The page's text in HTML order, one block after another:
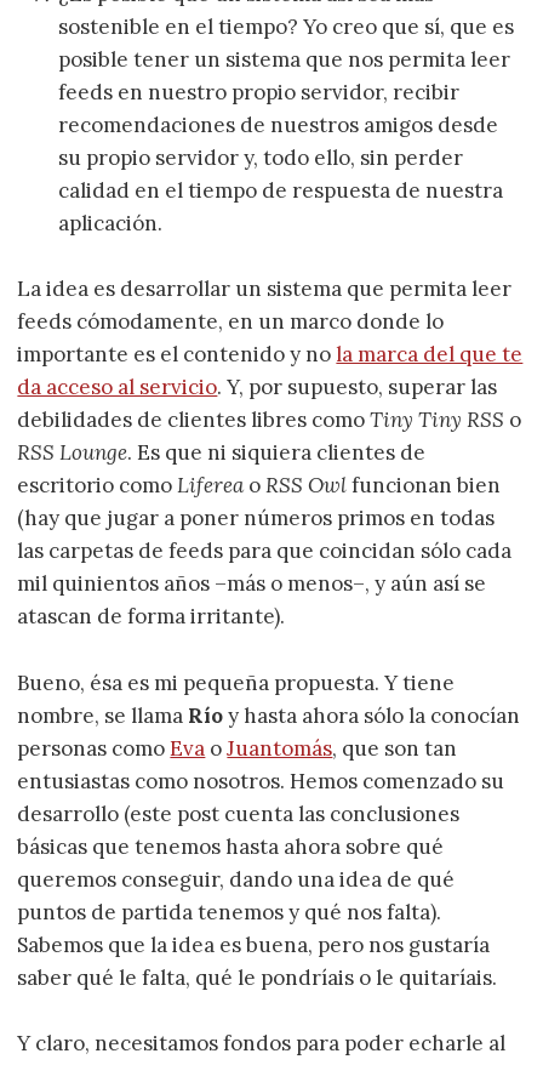
sostenible en el tiempo? Yo creo que sí, que es
posible tener un sistema que nos permita leer
feeds en nuestro propio servidor, recibir
recomendaciones de nuestros amigos desde
su propio servidor y, todo ello, sin perder
calidad en el tiempo de respuesta de nuestra
aplicación.
La idea es desarrollar un sistema que permita leer
feeds cómodamente, en un marco donde lo
importante es el contenido y nola marca del que te
da acceso al servicio. Y, por supuesto, superar las
debilidades de clientes libres comoTiny Tiny RSS o
RSS Lounge. Es que ni siquiera clientes de
escritorio comoLiferea oRSS Owlfuncionan bien
(hay que jugar a poner números primos en todas
las carpetas de feeds para que coincidan sólo cada
mil quinientos años –más o menos–, y aún así se
atascan de forma irritante).
Bueno, ésa es mi pequeña propuesta. Y tiene
nombre, se llama Ríoy hasta ahora sólo la conocían
personas comoEva oJuantomás, que son tan
entusiastas como nosotros. Hemos comenzado su
desarrollo (este post cuenta las conclusiones
básicas que tenemos hasta ahora sobre qué
queremos conseguir, dando una idea de qué
puntos de partida tenemos y qué nos falta).
Sabemos que la idea es buena, pero nos gustaría
saber qué le falta, qué le pondríais o le quitaríais.
Y claro, necesitamos fondos para poder echarle al